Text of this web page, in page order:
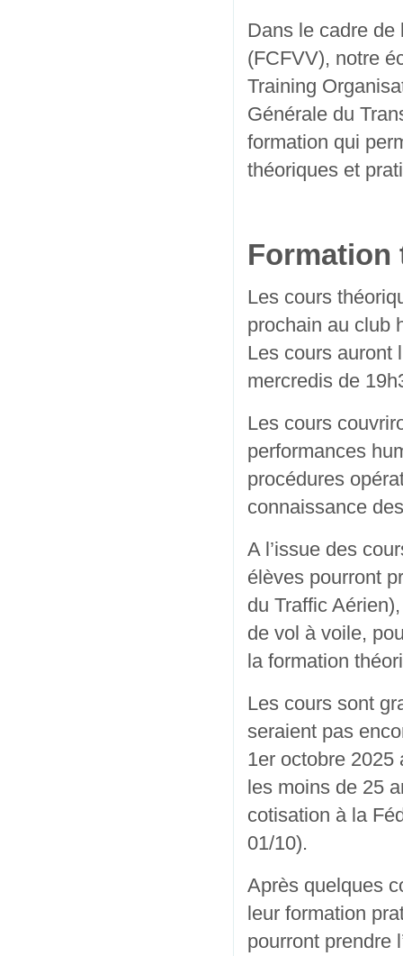
Dans le cadre de
(FCFVV), notre
Training
Générale du
formation qui
théoriques et
Les cours
prochain au club
Les cours auront
mercredis de
Les cours
performances
procédures
connaissance
A l’issue des
élèves pourront
du Traffic
de vol à voile,
la formation
Les cours sont
seraient pas
1er octobre 2025
les moins de 25
cotisation à la
01/10).
Après quelques
leur formation
pourront prendre